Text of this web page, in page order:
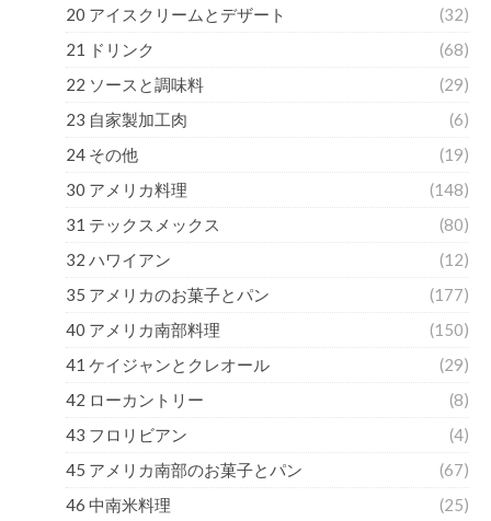
20 アイスクリームとデザート
(32)
21 ドリンク
(68)
22 ソースと調味料
(29)
23 自家製加工肉
(6)
24 その他
(19)
30 アメリカ料理
(148)
31 テックスメックス
(80)
32 ハワイアン
(12)
35 アメリカのお菓子とパン
(177)
40 アメリカ南部料理
(150)
41 ケイジャンとクレオール
(29)
42 ローカントリー
(8)
43 フロリビアン
(4)
45 アメリカ南部のお菓子とパン
(67)
46 中南米料理
(25)